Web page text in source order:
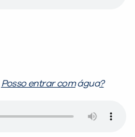
Posso entrar comágua?